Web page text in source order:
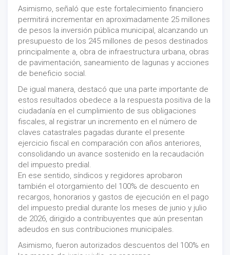
Asimismo, señaló que este fortalecimiento financiero
permitirá incrementar en aproximadamente 25 millones
de pesos la inversión pública municipal, alcanzando un
presupuesto de los 245 millones de pesos destinados
principalmente a, obra de infraestructura urbana, obras
de pavimentación, saneamiento de lagunas y acciones
de beneficio social.
De igual manera, destacó que una parte importante de
estos resultados obedece a la respuesta positiva de la
ciudadanía en el cumplimiento de sus obligaciones
fiscales, al registrar un incremento en el número de
claves catastrales pagadas durante el presente
ejercicio fiscal en comparación con años anteriores,
consolidando un avance sostenido en la recaudación
del impuesto predial.
En ese sentido, síndicos y regidores aprobaron
también el otorgamiento del 100% de descuento en
recargos, honorarios y gastos de ejecución en el pago
del impuesto predial durante los meses de junio y julio
de 2026, dirigido a contribuyentes que aún presentan
adeudos en sus contribuciones municipales.
Asimismo, fueron autorizados descuentos del 100% en